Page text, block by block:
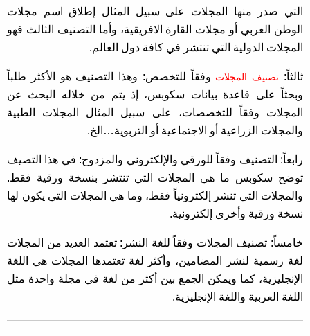
التي صدر منها المجلات على سبيل المثال إطلاق اسم مجلات
الوطن العربي أو مجلات القارة الافريقية، وأما التصنيف الثالث فهو
المجلات الدولية التي تنتشر في كافة دول العالم.
ثالثاً: تصنيف المجلات وفقاً للتخصص: وهذا التصنيف هو الأكثر طلباً
وبحثاً على قاعدة بيانات سكوبس، إذ يتم من خلاله البحث عن
المجلات وفقاً للتخصصات، على سبيل المثال المجلات الطبية
والمجلات الزراعية أو الاجتماعية أو التربوية…الخ.
رابعاً: التصنيف وفقاً للورقي والإلكتروني والمزدوج: في هذا التصيف
توضح سكوبس ما هي المجلات التي تنتشر بنسخة ورقية فقط.
والمجلات التي تنشر إلكترونياً فقط، وما هي المجلات التي يكون لها
نسخة ورقية وأخرى إلكترونية.
خامساً: تصنيف المجلات وفقاً للغة النشر: تعتمد العديد من المجلات
لغة رسمية لنشر المضامين، وأكثر لغة تعتمدها المجلات هي اللغة
الإنجليزية، كما ويمكن الجمع بين أكثر من لغة في مجلة واحدة مثل
اللغة العربية واللغة الإنجليزية.